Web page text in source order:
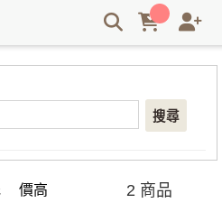
瓦士肯
搜尋
價高 2 商品